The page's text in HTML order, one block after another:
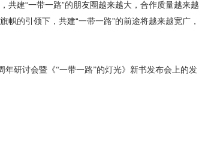
建“一带一路”的朋友圈越来越大，合作质量越来越
的引领下，共建“一带一路”的前途将越来越宽广，
研讨会暨《“一带一路”的灯光》新书发布会上的发